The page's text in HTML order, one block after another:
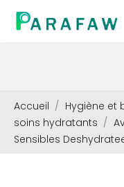
Accueil Hygiène et
soins hydratants
Sensibles